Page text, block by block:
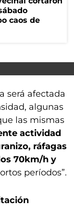
caos de
será afectada
algunas
las mismas
actividad
ráfagas
70km/h y
períodos”.